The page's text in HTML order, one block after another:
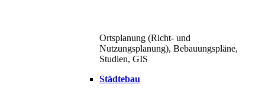
Ortsplanung (Richt- und
Nutzungsplanung), Bebauungspläne,
Studien, GIS
Städtebau